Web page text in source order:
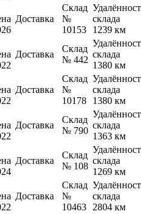
Доставка
Склад
№
10153
склада
1239 км
Доставка
Склад
№ 442
склада
1380 км
Доставка
Склад
№
10178
склада
1380 км
Доставка
Склад
№ 790
склада
1363 км
Доставка
Склад
№ 108
склада
1269 км
Доставка
Склад
№
10463
склада
2804 км